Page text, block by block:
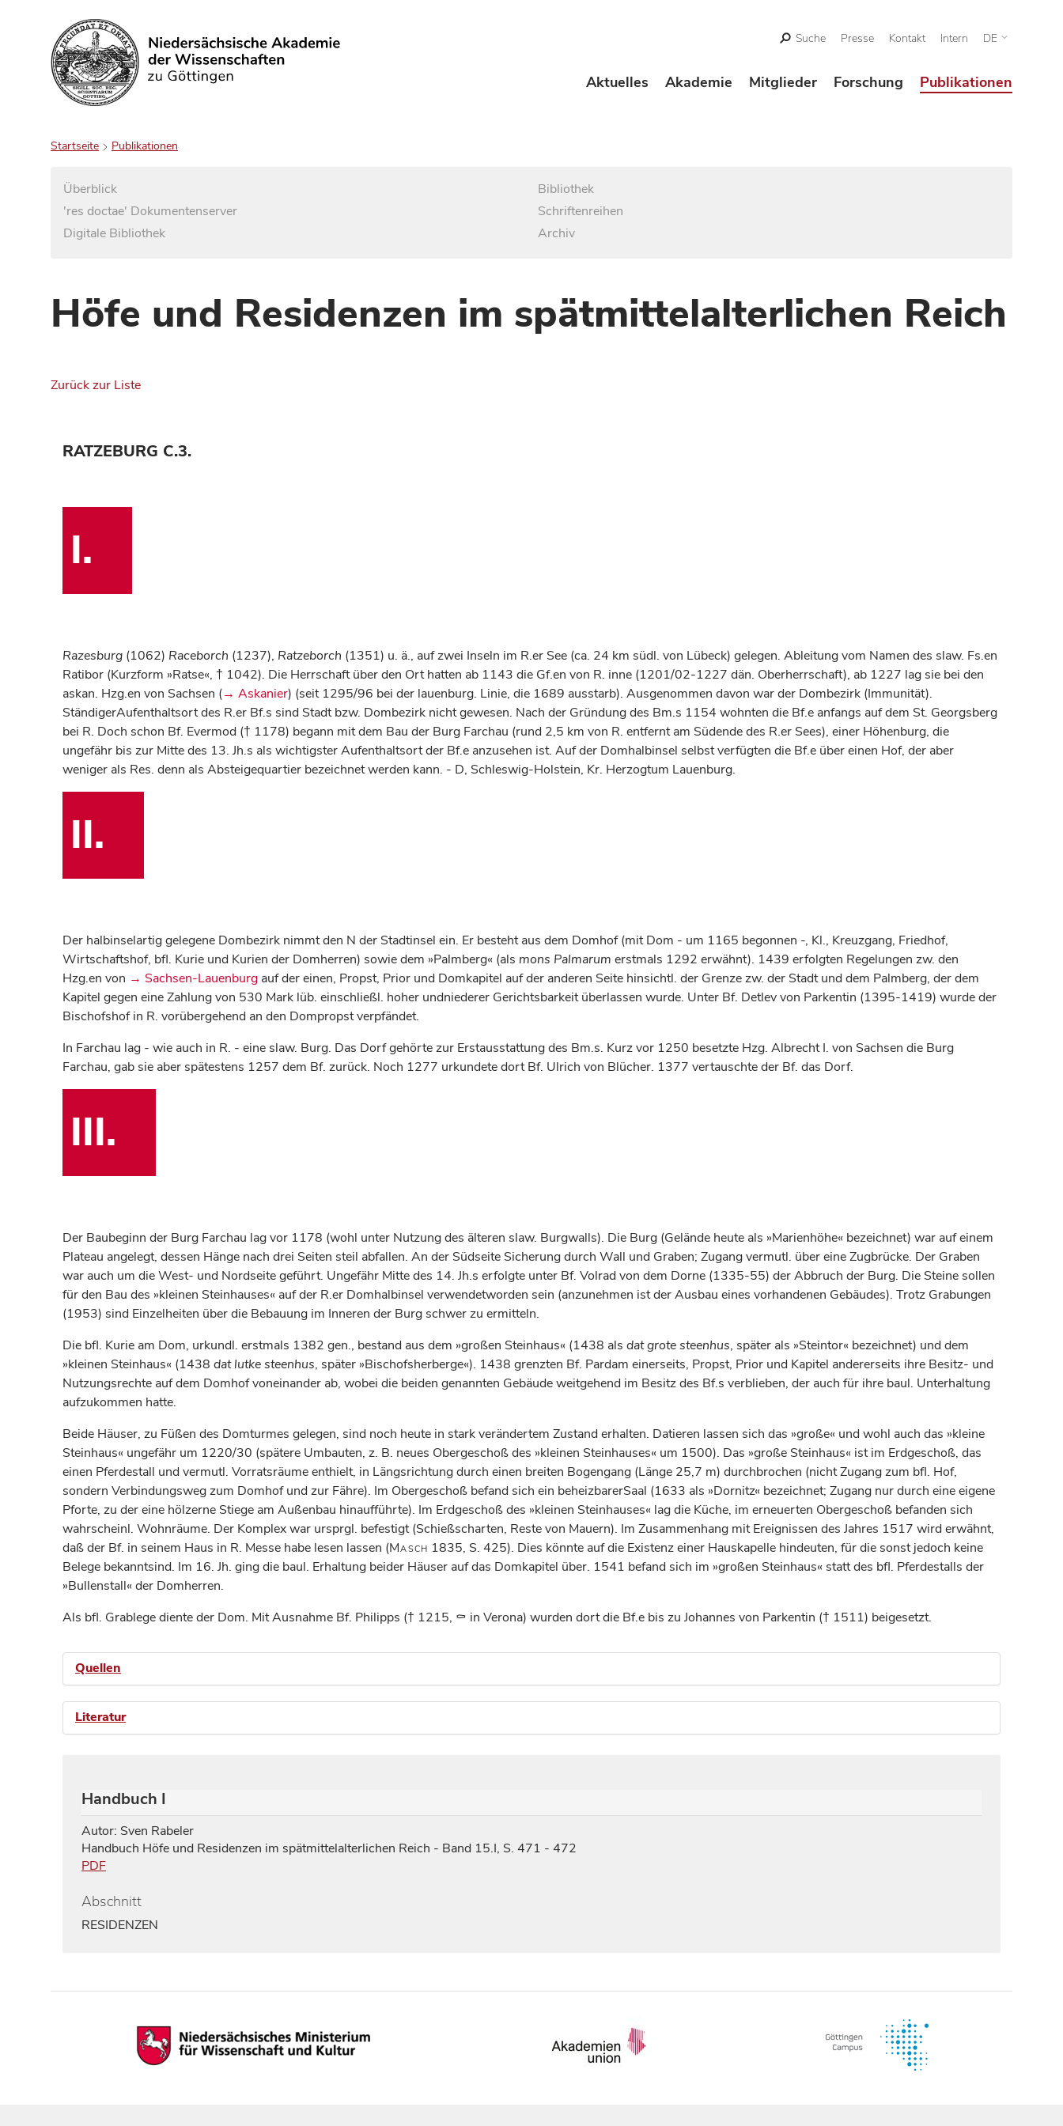
Suchen
Suche Presse Kontakt Intern DE
Aktuelles Akademie Mitglieder Forschung Publikationen
Startseite Publikationen
Überblick
'res doctae' Dokumentenserver
Digitale Bibliothek
Bibliothek
Schriftenreihen
Archiv
Höfe und Residenzen im spätmittelalterlichen Reich
Zurück zur Liste
RATZEBURG C.3.
I.
Razesburg (1062) Raceborch (1237), Ratzeborch (1351) u. ä., auf zwei Inseln im R.er See (ca. 24 km südl. von Lübeck) gelegen. Ableitung vom Namen des slaw. Fs.en
Ratibor (Kurzform »Ratse«, † 1042). Die Herrschaft über den Ort hatten ab 1143 die Gf.en von R. inne (1201/02-1227 dän. Oberherrschaft), ab 1227 lag sie bei den
askan. Hzg.en von Sachsen (→ Askanier) (seit 1295/96 bei der lauenburg. Linie, die 1689 ausstarb). Ausgenommen davon war der Dombezirk (Immunität).
StändigerAufenthaltsort des R.er Bf.s sind Stadt bzw. Dombezirk nicht gewesen. Nach der Gründung des Bm.s 1154 wohnten die Bf.e anfangs auf dem St. Georgsberg
bei R. Doch schon Bf. Evermod († 1178) begann mit dem Bau der Burg Farchau (rund 2,5 km von R. entfernt am Südende des R.er Sees), einer Höhenburg, die
ungefähr bis zur Mitte des 13. Jh.s als wichtigster Aufenthaltsort der Bf.e anzusehen ist. Auf der Domhalbinsel selbst verfügten die Bf.e über einen Hof, der aber
weniger als Res. denn als Absteigequartier bezeichnet werden kann. - D, Schleswig-Holstein, Kr. Herzogtum Lauenburg.
II.
Der halbinselartig gelegene Dombezirk nimmt den N der Stadtinsel ein. Er besteht aus dem Domhof (mit Dom - um 1165 begonnen -, Kl., Kreuzgang, Friedhof,
Wirtschaftshof, bfl. Kurie und Kurien der Domherren) sowie dem »Palmberg« (als mons Palmarum erstmals 1292 erwähnt). 1439 erfolgten Regelungen zw. den
Hzg.en von → Sachsen-Lauenburg auf der einen, Propst, Prior und Domkapitel auf der anderen Seite hinsichtl. der Grenze zw. der Stadt und dem Palmberg, der dem
Kapitel gegen eine Zahlung von 530 Mark lüb. einschließl. hoher undniederer Gerichtsbarkeit überlassen wurde. Unter Bf. Detlev von Parkentin (1395-1419) wurde der
Bischofshof in R. vorübergehend an den Dompropst verpfändet.
In Farchau lag - wie auch in R. - eine slaw. Burg. Das Dorf gehörte zur Erstausstattung des Bm.s. Kurz vor 1250 besetzte Hzg. Albrecht I. von Sachsen die Burg
Farchau, gab sie aber spätestens 1257 dem Bf. zurück. Noch 1277 urkundete dort Bf. Ulrich von Blücher. 1377 vertauschte der Bf. das Dorf.
III.
Der Baubeginn der Burg Farchau lag vor 1178 (wohl unter Nutzung des älteren slaw. Burgwalls). Die Burg (Gelände heute als »Marienhöhe« bezeichnet) war auf einem
Plateau angelegt, dessen Hänge nach drei Seiten steil abfallen. An der Südseite Sicherung durch Wall und Graben; Zugang vermutl. über eine Zugbrücke. Der Graben
war auch um die West- und Nordseite geführt. Ungefähr Mitte des 14. Jh.s erfolgte unter Bf. Volrad von dem Dorne (1335-55) der Abbruch der Burg. Die Steine sollen
für den Bau des »kleinen Steinhauses« auf der R.er Domhalbinsel verwendetworden sein (anzunehmen ist der Ausbau eines vorhandenen Gebäudes). Trotz Grabungen
(1953) sind Einzelheiten über die Bebauung im Inneren der Burg schwer zu ermitteln.
Die bfl. Kurie am Dom, urkundl. erstmals 1382 gen., bestand aus dem »großen Steinhaus« (1438 als dat grote steenhus, später als »Steintor« bezeichnet) und dem
»kleinen Steinhaus« (1438 dat lutke steenhus, später »Bischofsherberge«). 1438 grenzten Bf. Pardam einerseits, Propst, Prior und Kapitel andererseits ihre Besitz- und
Nutzungsrechte auf dem Domhof voneinander ab, wobei die beiden genannten Gebäude weitgehend im Besitz des Bf.s verblieben, der auch für ihre baul. Unterhaltung
aufzukommen hatte.
Beide Häuser, zu Füßen des Domturmes gelegen, sind noch heute in stark verändertem Zustand erhalten. Datieren lassen sich das »große« und wohl auch das »kleine
Steinhaus« ungefähr um 1220/30 (spätere Umbauten, z. B. neues Obergeschoß des »kleinen Steinhauses« um 1500). Das »große Steinhaus« ist im Erdgeschoß, das
einen Pferdestall und vermutl. Vorratsräume enthielt, in Längsrichtung durch einen breiten Bogengang (Länge 25,7 m) durchbrochen (nicht Zugang zum bfl. Hof,
sondern Verbindungsweg zum Domhof und zur Fähre). Im Obergeschoß befand sich ein beheizbarerSaal (1633 als »Dornitz« bezeichnet; Zugang nur durch eine eigene
Pforte, zu der eine hölzerne Stiege am Außenbau hinaufführte). Im Erdgeschoß des »kleinen Steinhauses« lag die Küche, im erneuerten Obergeschoß befanden sich
wahrscheinl. Wohnräume. Der Komplex war ursprgl. befestigt (Schießscharten, Reste von Mauern). Im Zusammenhang mit Ereignissen des Jahres 1517 wird erwähnt,
daß der Bf. in seinem Haus in R. Messe habe lesen lassen (Masch 1835, S. 425). Dies könnte auf die Existenz einer Hauskapelle hindeuten, für die sonst jedoch keine
Belege bekanntsind. Im 16. Jh. ging die baul. Erhaltung beider Häuser auf das Domkapitel über. 1541 befand sich im »großen Steinhaus« statt des bfl. Pferdestalls der
»Bullenstall« der Domherren.
Als bfl. Grablege diente der Dom. Mit Ausnahme Bf. Philipps († 1215, ⚰ in Verona) wurden dort die Bf.e bis zu Johannes von Parkentin († 1511) beigesetzt.
Quellen
Literatur
Handbuch I
Autor: Sven Rabeler
Handbuch Höfe und Residenzen im spätmittelalterlichen Reich - Band 15.I, S. 471 - 472
PDF
Abschnitt
RESIDENZEN